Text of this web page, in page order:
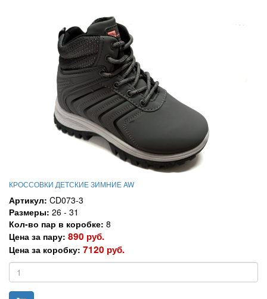
КРОССОВКИ ДЕТСКИЕ ЗИМНИЕ AW
Артикул: CD073-3
Размеры: 26 - 31
Кол-во пар в коробке: 8
Цена за пару: 890 руб.
Цена за коробку: 7120 руб.